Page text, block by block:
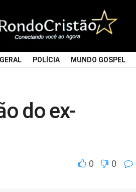
GERAL POLÍCIA MUNDO GOSPEL
do ex-
0 0